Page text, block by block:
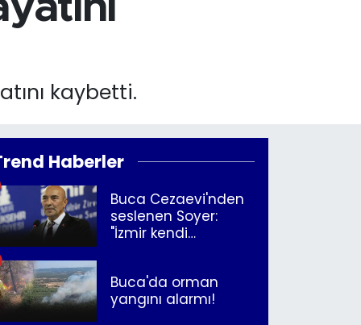
kaybetti.
Haberler
Buca Cezaevi'nden
seslenen Soyer:
"İzmir kendi
Buca'da orman
yangını alarmı!